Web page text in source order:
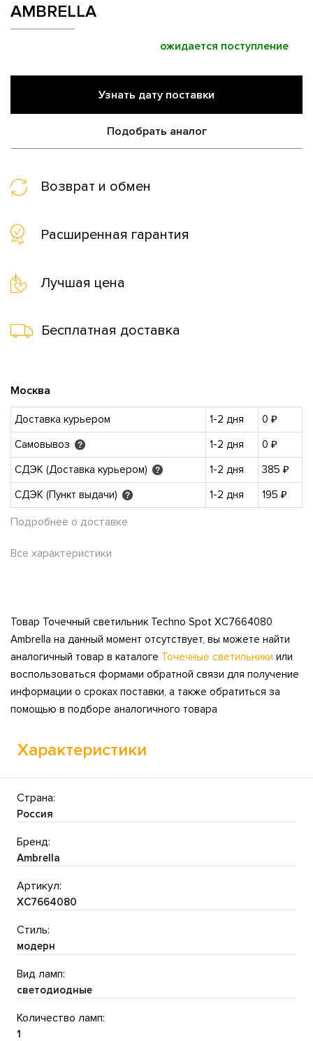
AMBRELLA
ожидается поступление
Узнать дату поставки
Подобрать аналог
Возврат и обмен
Расширенная гарантия
Лучшая цена
Бесплатная доставка
Москва
Доставка курьером 1-2 дня
0 ₽
Самовывоз
? 1-2 дня
0 ₽
СДЭК (Доставка курьером)
? 1-2 дня
385 ₽
СДЭК (Пункт выдачи)
? 1-2 дня 195 ₽
Подробнее о доставке
Все характеристики
Товар Точечный светильник Techno Spot XC7664080
Ambrella на данный момент отсутствует, вы можете найти
аналогичный товар в каталоге Точечные светильники или
воспользоваться формами обратной связи для получение
информации о сроках поставки, а также обратиться за
помощью в подборе аналогичного товара
Характеристики
Страна:
Россия
Бренд:
Ambrella
Артикул:
XC7664080
Стиль:
модерн
Вид ламп:
светодиодные
Количество ламп:
1